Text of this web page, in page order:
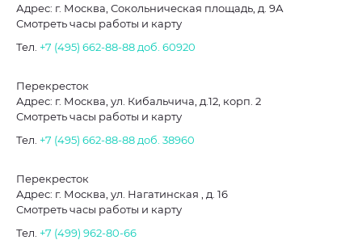
Адрес: г. Москва, Сокольническая площадь, д. 9А
Смотреть часы работы и карту
Тел. +7 (495) 662-88-88 доб. 60920
Перекресток
Адрес: г. Москва, ул. Кибальчича, д.12, корп. 2
Смотреть часы работы и карту
Тел. +7 (495) 662-88-88 доб. 38960
Перекресток
Адрес: г. Москва, ул. Нагатинская , д. 16
Смотреть часы работы и карту
Тел. +7 (499) 962-80-66